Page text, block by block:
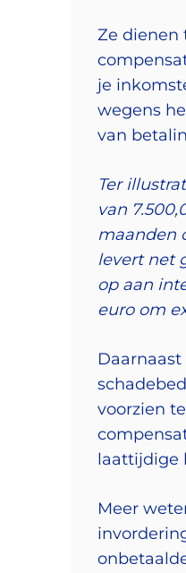
Ze dienen
je
wegens
van
Ter
van
maanden
levert net
op aan
euro om
voorzien
laattijdige
Meer